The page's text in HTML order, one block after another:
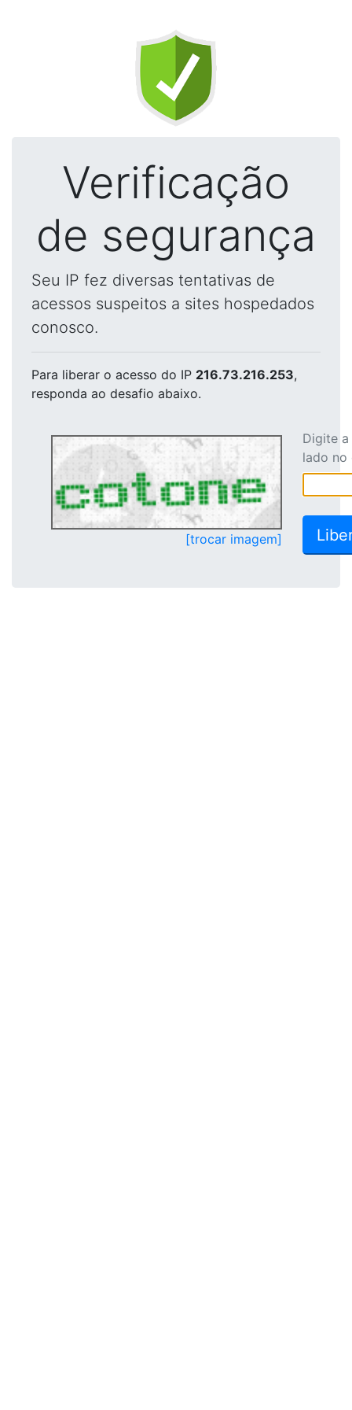
Verificação
de segurança
Seu IP fez diversas tentativas de
acessos suspeitos a sites hospedados
conosco.
Para liberar o acesso do IP 216.73.216.253,
responda ao desafio abaixo.
[trocar imagem]
Digite
lado no